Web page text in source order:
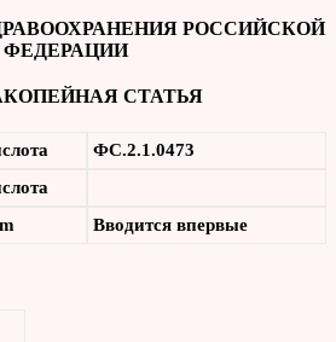
РОССИЙСКОЙ
ФЕДЕРАЦИИ
СТАТЬЯ
ФС.2.1.0473
Вводится впервые